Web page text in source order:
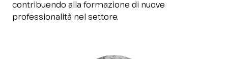
AREA RISERVATA VISITATORI
person
contribuendo alla formazione di nuove
professionalità nel settore.